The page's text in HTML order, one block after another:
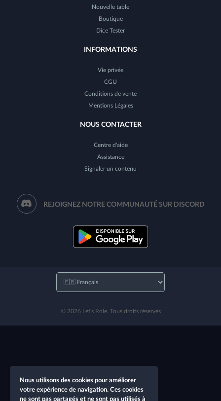
Nouvelle table
Boutique
Dice Tester
INFORMATIONS
Vie privée
CGU
Conditions de vente
Mentions Légales
NOUS CONTACTER
Centre d'aide
Assistance
Signaler un contenu
REJOIGNEZ NOTRE COMMUNAUTÉ SUR DISCORD
© 2026 Let's Role. Tous droits réservés
Nous utilisons des cookies pour améliorer
votre expérience de navigation. Ces cookies
ne sont pas partagés et ne sont pas utilisés à